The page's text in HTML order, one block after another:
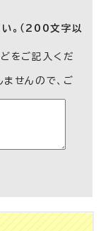
。（200文字以
をご記入くだ
せんので、ご